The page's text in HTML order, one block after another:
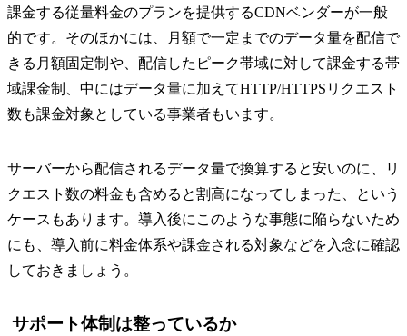
課金する従量料金のプランを提供するCDNベンダーが一般
的です。そのほかには、月額で一定までのデータ量を配信で
きる月額固定制や、配信したピーク帯域に対して課金する帯
域課金制、中にはデータ量に加えてHTTP/HTTPSリクエスト
数も課金対象としている事業者もいます。
サーバーから配信されるデータ量で換算すると安いのに、リ
クエスト数の料金も含めると割高になってしまった、という
ケースもあります。導入後にこのような事態に陥らないため
にも、導入前に料金体系や課金される対象などを入念に確認
しておきましょう。
サポート体制は整っているか